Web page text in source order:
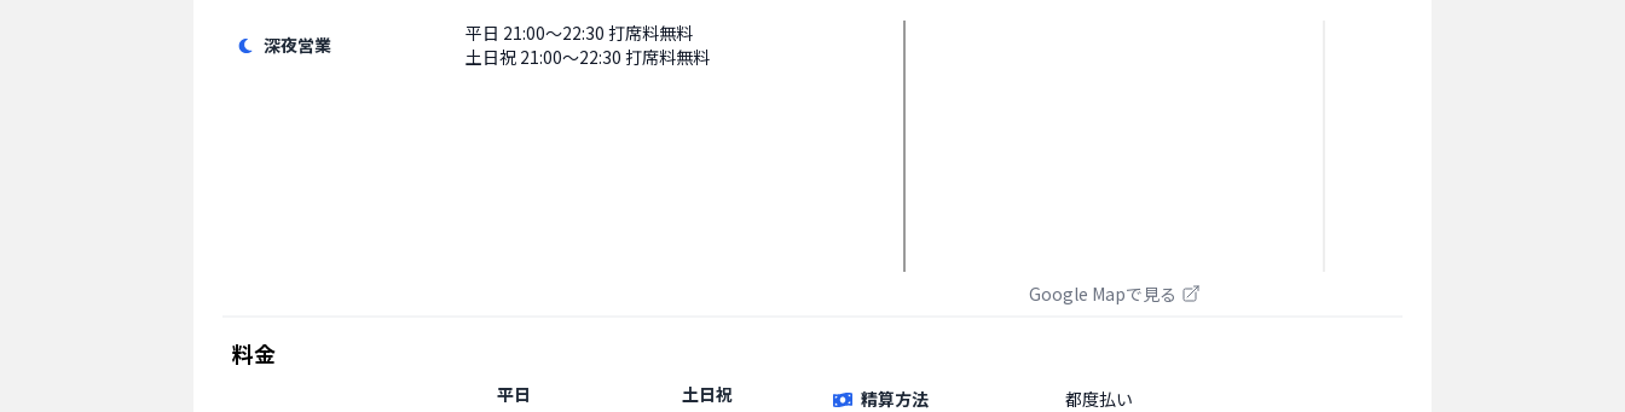
深夜営業 平日 21:00〜22:30 打席料無料
土日祝 21:00〜22:30 打席料無料
Google Mapで見る
料金
平日
土日祝
精算方法
都度払い